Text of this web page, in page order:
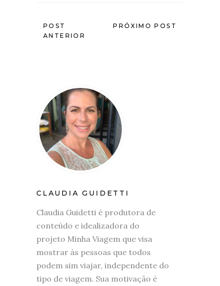
POST
ANTERIOR
PRÓXIMO POST
CLAUDIA GUIDETTI
Claudia Guidetti é produtora de
conteúdo e idealizadora do
projeto Minha Viagem que visa
mostrar às pessoas que todos
podem sim viajar, independente do
tipo de viagem. Sua motivação é